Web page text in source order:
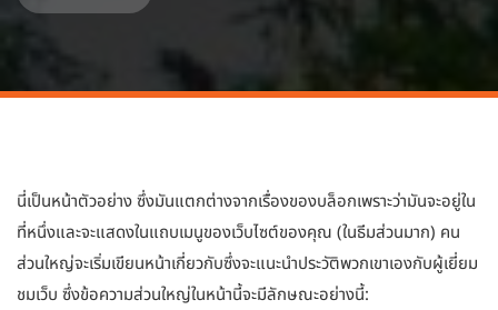
นี่เป็นหน้าตัวอย่าง ซึ่งมันแตกต่างจากเรื่องของบล็อกเพราะว่ามันจะอยู่ใน
ที่หนึ่งและจะแสดงในแถบเมนูของเว็บไซต์ของคุณ (ในธีมส่วนมาก) คน
ส่วนใหญ่จะเริ่มเขียนหน้าเกี่ยวกับซึ่งจะแนะนำประวัติพวกเขาเองกับผู้เยี่ยม
ชมเว็บ ซึ่งข้อความส่วนใหญ่ในหน้านี้จะมีลักษณะอย่างนี้: